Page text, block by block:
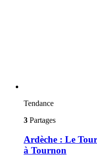
Tendance
3 Partages
Ardèche : Le
à Tournon